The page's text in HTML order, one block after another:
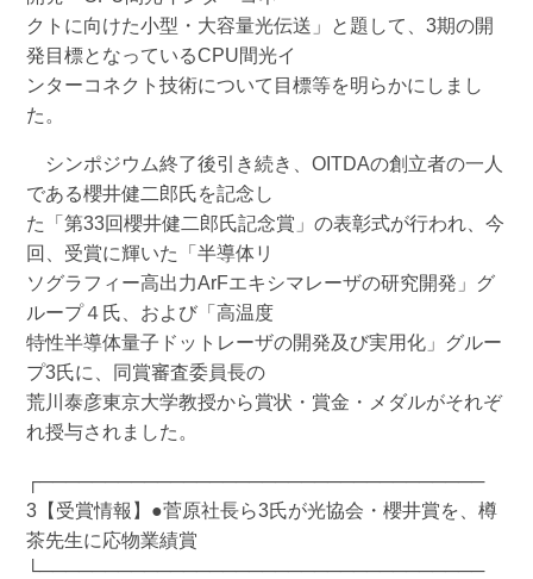
クトに向けた小型・大容量光伝送」と題して、3期の開
発目標となっているCPU間光イ
ンターコネクト技術について目標等を明らかにしまし
た。
シンポジウム終了後引き続き、OITDAの創立者の一人
である櫻井健二郎氏を記念し
た「第33回櫻井健二郎氏記念賞」の表彰式が行われ、今
回、受賞に輝いた「半導体リ
ソグラフィー高出力ArFエキシマレーザの研究開発」グ
ループ４氏、および「高温度
特性半導体量子ドットレーザの開発及び実用化」グルー
プ3氏に、同賞審査委員長の
荒川泰彦東京大学教授から賞状・賞金・メダルがそれぞ
れ授与されました。
┌──────────────────────────────────
3【受賞情報】●菅原社長ら3氏が光協会・櫻井賞を、樽
茶先生に応物業績賞
└──────────────────────────────────